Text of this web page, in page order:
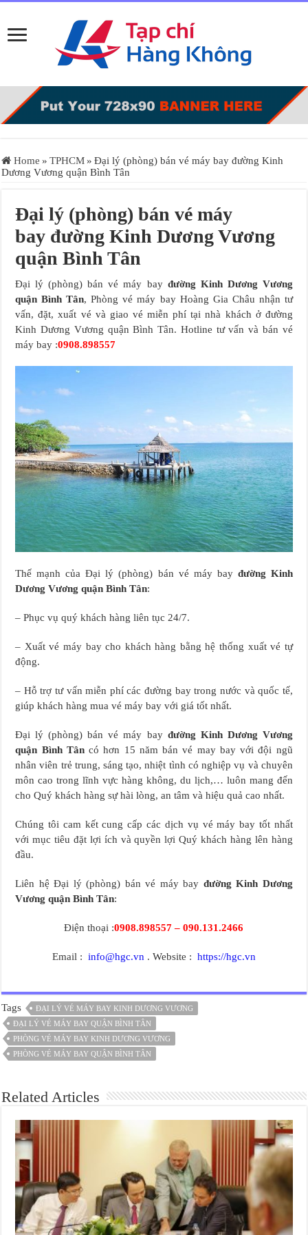
Home » TPHCM » Đại lý (phòng) bán vé máy bay đường Kinh
Dương Vương quận Bình Tân
Đại lý (phòng) bán vé máy
bay đường Kinh Dương Vương
quận Bình Tân
Đại lý (phòng) bán vé máy bay đường Kinh Dương Vương
quận Bình Tân, Phòng vé máy bay Hoàng Gia Châu nhận tư
vấn, đặt, xuất vé và giao vé miễn phí tại nhà khách ở đường
Kinh Dương Vương quận Bình Tân. Hotline tư vấn và bán vé
máy bay :0908.898557
Thế mạnh của Đại lý (phòng) bán vé máy bay đường Kinh
Dương Vương quận Bình Tân:
– Phục vụ quý khách hàng liên tục 24/7.
– Xuất vé máy bay cho khách hàng bằng hệ thống xuất vé tự
động.
– Hỗ trợ tư vấn miễn phí các đường bay trong nước và quốc tế,
giúp khách hàng mua vé máy bay với giá tốt nhất.
Đại lý (phòng) bán vé máy bay đường Kinh Dương Vương
quận Bình Tâncó hơn 15 năm bán vé may bay với đội ngũ
nhân viên trẻ trung, sáng tạo, nhiệt tình có nghiệp vụ và chuyên
môn cao trong lĩnh vực hàng không, du lịch,… luôn mang đến
cho Quý khách hàng sự hài lòng, an tâm và hiệu quả cao nhất.
Chúng tôi cam kết cung cấp các dịch vụ vé máy bay tốt nhất
với mục tiêu đặt lợi ích và quyền lợi Quý khách hàng lên hàng
đầu.
Liên hệ Đại lý (phòng) bán vé máy bay đường Kinh Dương
Vương quận Bình Tân:
Điện thoại :0908.898557 – 090.131.2466
Email : info@hgc.vn . Website : https://hgc.vn
Tags
ĐẠI LÝ VÉ MÁY BAY KINH DƯƠNG VƯƠNG
ĐẠI LÝ VÉ MÁY BAY QUẬN BÌNH TÂN
PHÒNG VÉ MÁY BAY KINH DƯƠNG VƯƠNG
PHÒNG VÉ MÁY BAY QUẬN BÌNH TÂN
Related Articles